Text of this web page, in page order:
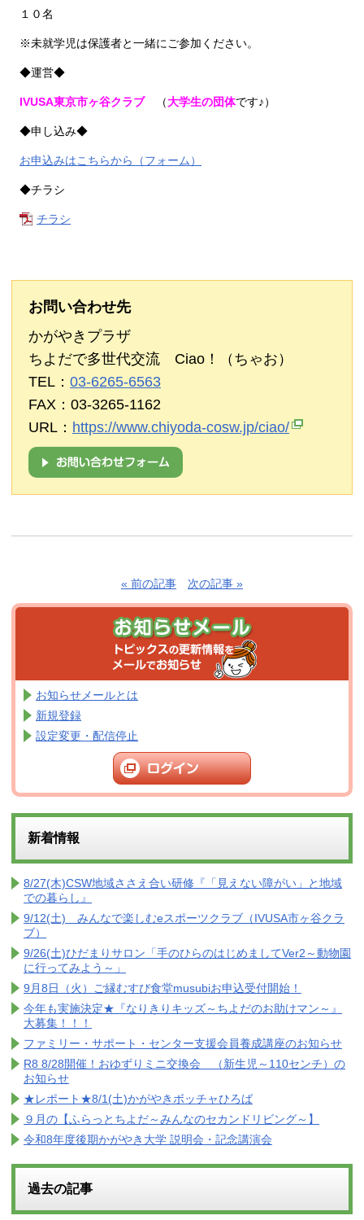
１０名
※未就学児は保護者と一緒にご参加ください。
◆運営◆
IVUSA東京市ヶ谷クラブ （大学生の団体です♪）
◆申し込み◆
お申込みはこちらから（フォーム）
◆チラシ
チラシ
お問い合わせ先
かがやきプラザ
ちよだで多世代交流 Ciao！（ちゃお）
TEL： 03-6265-6563
FAX：03-3265-1162
URL： https://www.chiyoda-cosw.jp/ciao/
« 前の記事 次の記事 »
お知らせメールとは
新規登録
設定変更・配信停止
新着情報
8/27(木)CSW地域ささえ合い研修『「見えない障がい」と地域
での暮らし』
9/12(土) みんなで楽しむeスポーツクラブ（IVUSA市ヶ谷クラ
ブ）
9/26(土)ひだまりサロン「手のひらのはじめましてVer2～動物園
に行ってみよう～」
9月8日（火）ご縁むすび食堂musubiお申込受付開始！
今年も実施決定★『なりきりキッズ～ちよだのお助けマン～』
大募集！！！
ファミリー・サポート・センター支援会員養成講座のお知らせ
R8 8/28開催！おゆずりミニ交換会 （新生児～110センチ）の
お知らせ
★レポート★8/1(土)かがやきボッチャひろば
９月の【ふらっとちよだ～みんなのセカンドリビング～】
令和8年度後期かがやき大学 説明会・記念講演会
過去の記事